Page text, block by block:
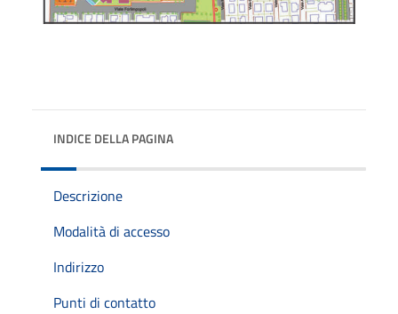
INDICE DELLA PAGINA
Descrizione
Modalità di accesso
Indirizzo
Punti di contatto